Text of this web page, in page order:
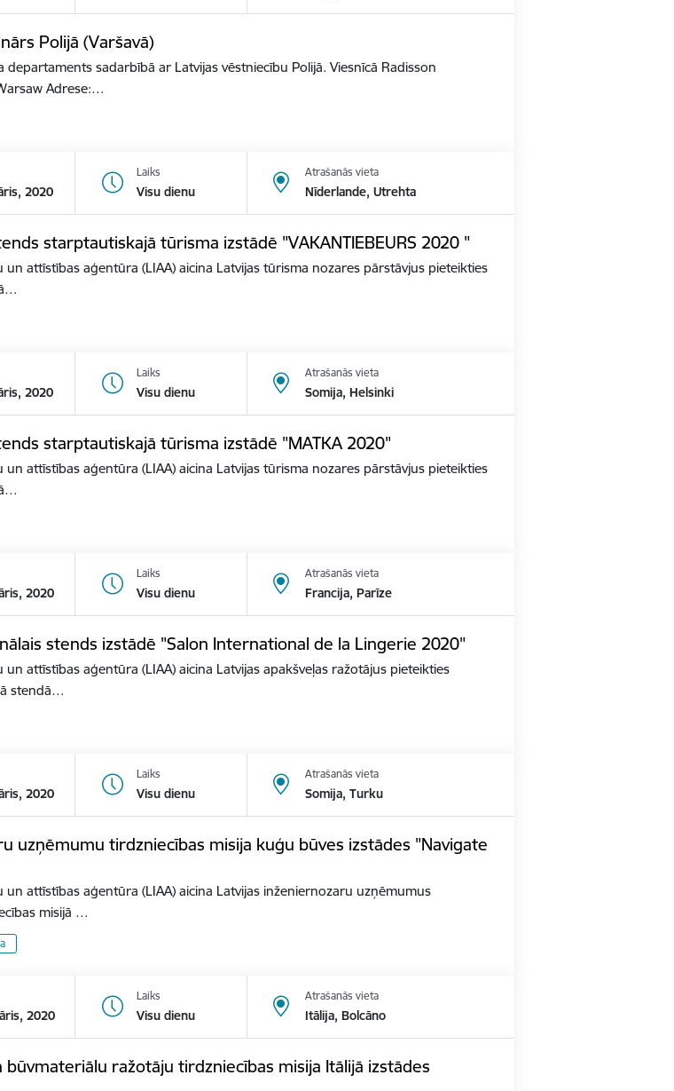
Polijā (Varšavā)
departaments sadarbībā ar Latvijas vēstniecību Polijā. Viesnīcā Radisson
Adrese:…
2020
Laiks
Visu dienu
Atrašanās vieta
Nīderlande, Utrehta
starptautiskajā tūrisma izstādē "VAKANTIEBEURS 2020 "
un attīstības aģentūra (LIAA) aicina Latvijas tūrisma nozares pārstāvjus pieteikties
2020
Laiks
Visu dienu
Atrašanās vieta
Somija, Helsinki
starptautiskajā tūrisma izstādē "MATKA 2020"
un attīstības aģentūra (LIAA) aicina Latvijas tūrisma nozares pārstāvjus pieteikties
2020
Laiks
Visu dienu
Atrašanās vieta
Francija, Parīze
stends izstādē "Salon International de la Lingerie 2020"
un attīstības aģentūra (LIAA) aicina Latvijas apakšveļas ražotājus pieteikties
stendā…
2020
Laiks
Visu dienu
Atrašanās vieta
Somija, Turku
uzņēmumu tirdzniecības misija kuģu būves izstādes "Navigate
un attīstības aģentūra (LIAA) aicina Latvijas inženiernozaru uzņēmumus
misijā …
2020
Laiks
Visu dienu
Atrašanās vieta
Itālija, Bolcāno
būvmateriālu ražotāju tirdzniecības misija Itālijā izstādes